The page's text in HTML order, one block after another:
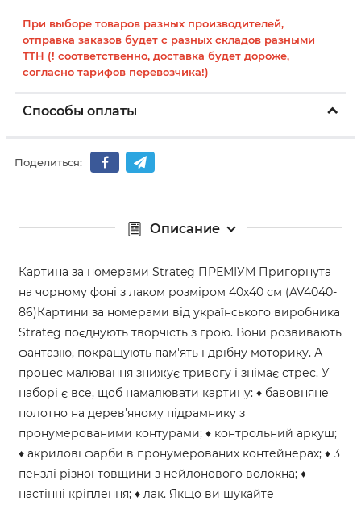
При выборе товаров разных производителей,
отправка заказов будет с разных складов разными
ТТН (! соответственно, доставка будет дороже,
согласно тарифов перевозчика!)
Способы оплаты
Поделиться:
Описание
Картина за номерами Strateg ПРЕМІУМ Пригорнута
на чорному фоні з лаком розміром 40х40 см (AV4040-
86)Картини за номерами від українського виробника
Strateg поєднують творчість з грою. Вони розвивають
фантазію, покращують пам'ять і дрібну моторику. А
процес малювання знижує тривогу і знімає стрес. У
наборі є все, щоб намалювати картину: ♦ бавовняне
полотно на дерев'яному підрамнику з
пронумерованими контурами; ♦ контрольний аркуш;
♦ акрилові фарби в пронумерованих контейнерах; ♦ 3
пензлі різної товщини з нейлонового волокна; ♦
настінні кріплення; ♦ лак. Якщо ви шукайте